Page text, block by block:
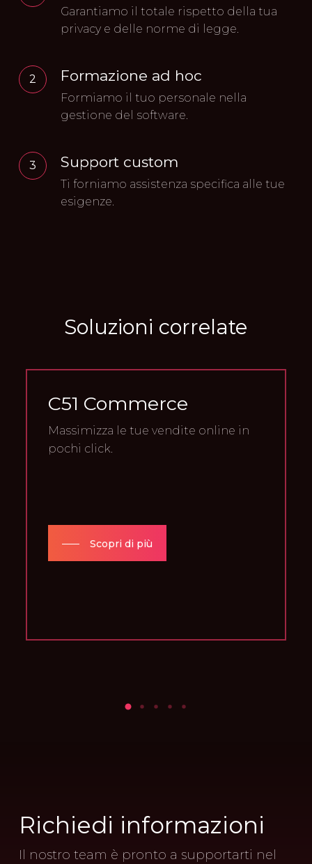
Garantiamo il totale rispetto della tua
privacy e delle norme di legge.
2 Formazione ad hoc
Formiamo il tuo personale nella
gestione del software.
3 Support custom
Ti forniamo assistenza specifica alle tue
esigenze.
Soluzioni correlate
C51 Commerce
Massimizza le tue vendite online in
pochi click.
Scopri di più
Richiedi informazioni
Il nostro team è pronto a supportarti nel